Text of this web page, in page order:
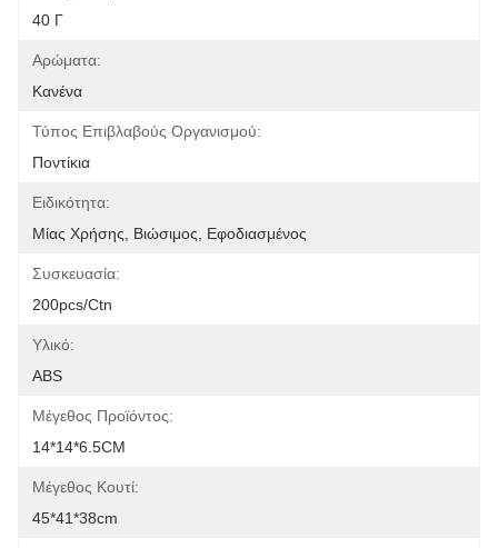
40 Γ
Αρώματα:
Κανένα
Τύπος Επιβλαβούς Οργανισμού:
Ποντίκια
Ειδικότητα:
Μίας Χρήσης, Βιώσιμος, Εφοδιασμένος
Συσκευασία:
200pcs/ctn
Υλικό:
ABS
Μέγεθος Προϊόντος:
14*14*6.5CM
Μέγεθος Κουτί:
45*41*38cm